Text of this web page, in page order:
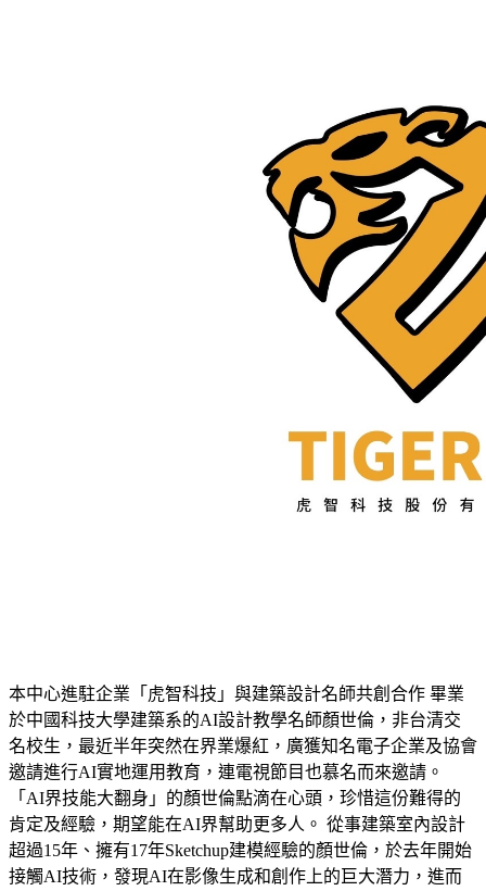
本中心進駐企業「虎智科技」與建築設計名師共創合作 畢業
於中國科技大學建築系的AI設計教學名師顏世倫，非台清交
名校生，最近半年突然在界業爆紅，廣獲知名電子企業及協會
邀請進行AI實地運用教育，連電視節目也慕名而來邀請。
「AI界技能大翻身」的顏世倫點滴在心頭，珍惜這份難得的
肯定及經驗，期望能在AI界幫助更多人。 從事建築室內設計
超過15年、擁有17年Sketchup建模經驗的顏世倫，於去年開始
接觸AI技術，發現AI在影像生成和創作上的巨大潛力，進而